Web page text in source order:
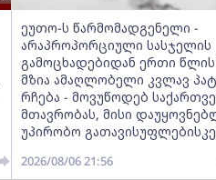
ეუთო-ს წარმომადგენელი -
არაპროპორციული სასჯელის
გამოცხადებიდან ერთი
მზია ამაღლობელი კვლავ
რჩება - მოვუწოდებ
მთავრობას, მისი
უპირობო
2026/08/06 21:56